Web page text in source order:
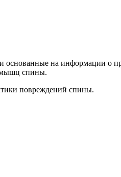
на информации о
мышц спины.
повреждений спины.